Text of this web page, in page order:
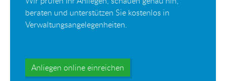
beraten und unterstützen Sie kostenlos in
Verwaltungsangelegenheiten.
Anliegen online einreichen